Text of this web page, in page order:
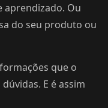
aprendizado. Ou
do seu produto ou
que o
E é assim